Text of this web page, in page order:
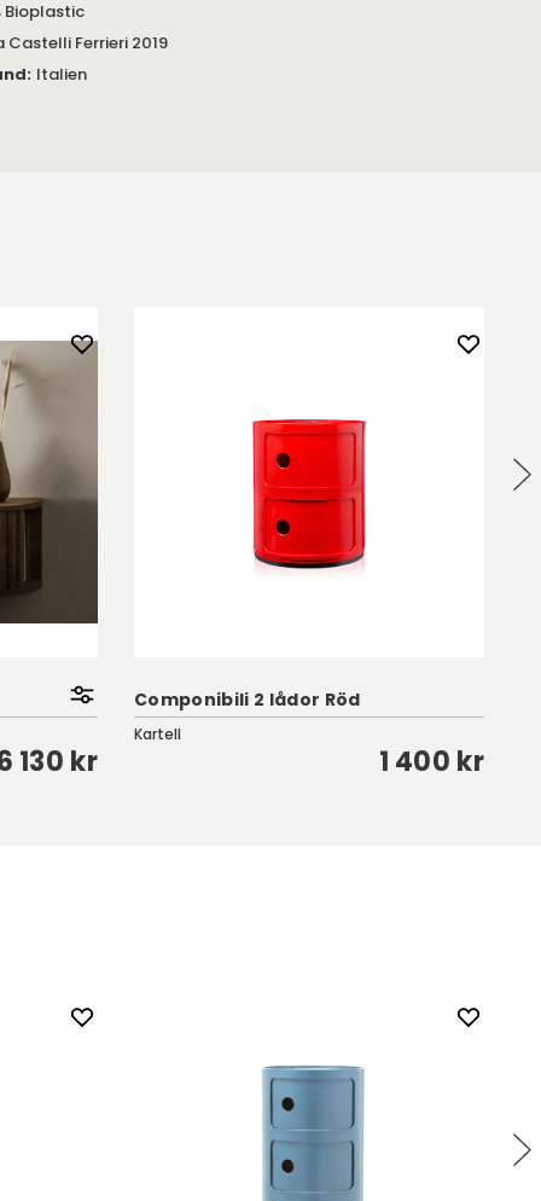
Bioplastic
Castelli Ferrieri 2019
: Italien
130 kr
Componibili 2 lådor Röd
Kartell
1 400 kr